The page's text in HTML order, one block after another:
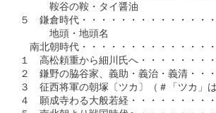
鞍谷の鞍・タイ醤油
５　鎌倉時代・・・・・・・・・・・・・
地頭・地頭名
南北朝時代・・・・・・・・・・・・・
１　高松頼重から細川氏へ・・・・・・・
２　鎌野の脇谷家、義助・義治・義清・・
３　征西将軍の朝塚〔ツカ〕（＃「ツカ」
４　願成寺わる大般若経・・・・・・・・